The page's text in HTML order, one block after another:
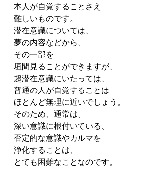
本人が自覚することさえ
難しいものです。
潜在意識については、
夢の内容などから、
その一部を
垣間見ることができますが、
超潜在意識にいたっては、
普通の人が自覚することは
ほとんど無理に近いでしょう。
そのため、通常は、
深い意識に根付いている、
否定的な意識やカルマを
浄化することは、
とても困難なことなのです。